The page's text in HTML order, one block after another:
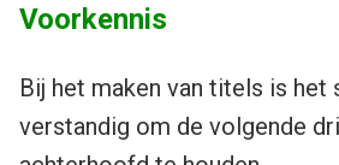
Voorkennis
Bij het maken van titels is het
verstandig om de volgende